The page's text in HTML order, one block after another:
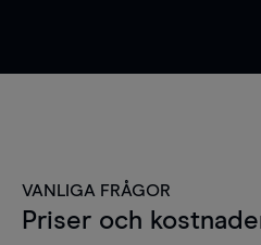
VANLIGA FRÅGOR
Priser och